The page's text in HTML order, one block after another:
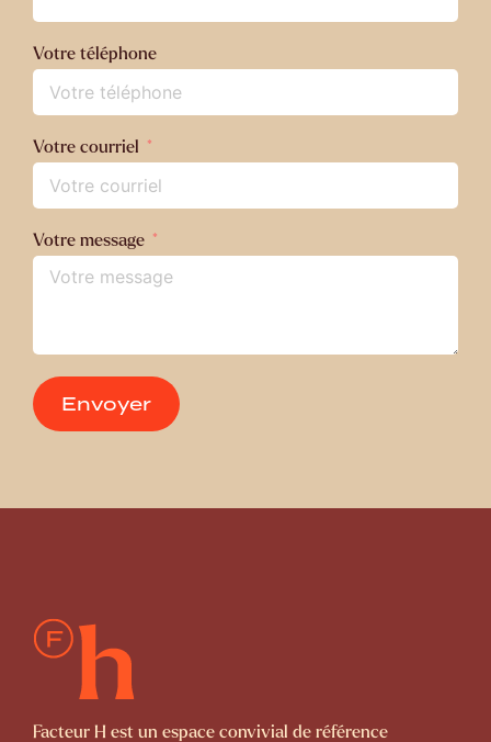
Votre téléphone
Votre courriel
Votre message
Envoyer
Facteur H est un espace convivial de référence